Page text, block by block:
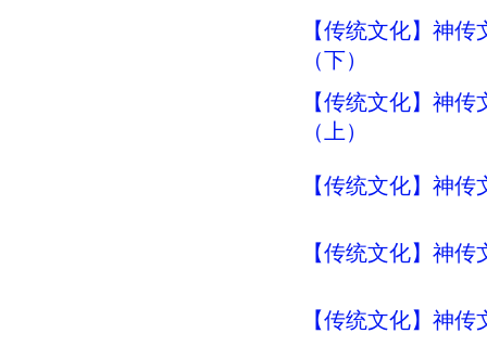
【传统文化】神
（下）
【传统文化】神
（上）
【传统文化】神
【传统文化】神
【传统文化】神